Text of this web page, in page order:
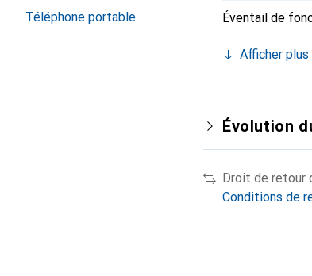
Téléphone portable
Éventail de
Afficher plus
Évolution
Droit de retour
Conditions de